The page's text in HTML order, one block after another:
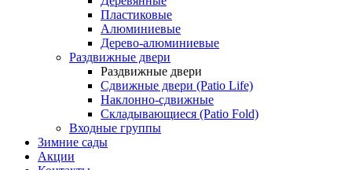
Пластиковые
Алюминиевые
Дерево-алюминиевые
Раздвижные двери
Раздвижные двери
Сдвижные двери (Patio Life)
Наклонно-сдвижные
Складывающиеся (Patio Fold)
Входные группы
Зимние сады
Акции